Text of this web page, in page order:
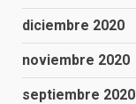
diciembre 2020
noviembre 2020
septiembre 2020